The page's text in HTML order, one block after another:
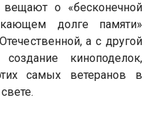
вещают о «бесконечной
долге памяти»
а с другой
киноподелок,
самых ветеранов в